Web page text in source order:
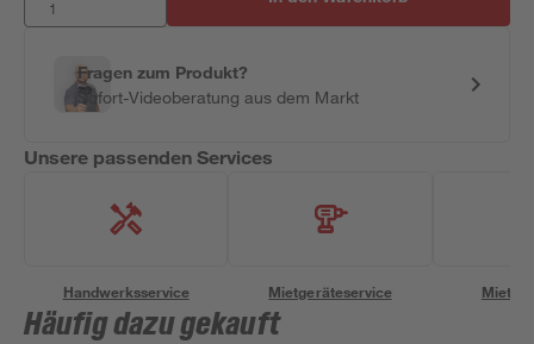
Fragen zum Produkt?
Sofort-Videoberatung aus dem Markt
Unsere passenden Services
Handwerksservice Mietgeräteservice
Häufig dazu gekauft